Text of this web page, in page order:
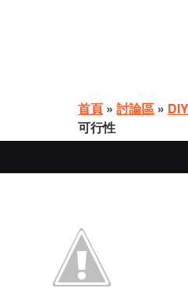
首頁 » 討論區 »
可行性